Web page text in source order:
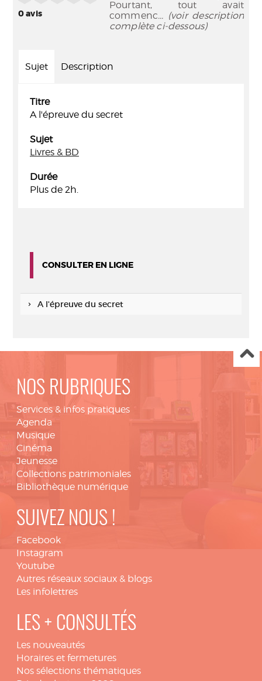
0avis
Pourtant, tout avait
commenc... (voir description
complète ci-dessous)
Sujet Description
Titre
A l'épreuve du secret
Sujet
Livres & BD
Durée
Plus de 2h.
CONSULTER EN LIGNE
A l'épreuve du secret
NOS RUBRIQUES
Services & infos pratiques
Agenda
Musique
Cinéma
Jeunesse
Collections patrimoniales
Bibliothèque numérique
SUIVEZ NOUS !
Facebook
Instagram
Youtube
Autres réseaux sociaux & blogs
Les infolettres
LES + CONSULTÉS
Les nouveautés
Horaires et fermetures
Nos sélections thématiques